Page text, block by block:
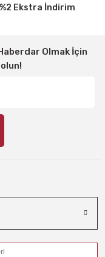
%2 Ekstra İndirim
Olmak İçin